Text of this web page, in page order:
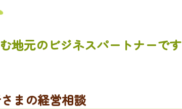
地元のビジネスパートナーです
まの経営相談